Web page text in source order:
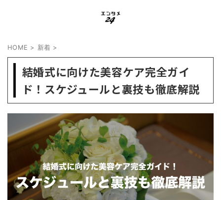
HOME > 新着 >
結婚式に向けた美容ケア完全ガイ
ド！スケジュールと裏技も徹底解説